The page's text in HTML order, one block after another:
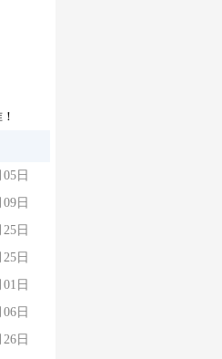
日
日
日
日
日
日
日